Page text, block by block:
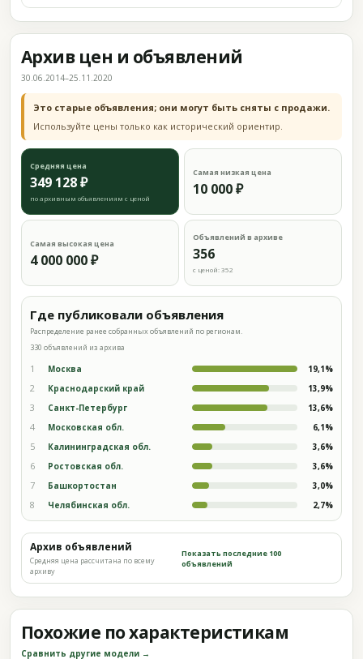
Архив цен и объявлений
30.06.2014–25.11.2020
Это старые объявления; они могут быть сняты с продажи.
Используйте цены только как исторический ориентир.
Средняя цена
349 128 ₽
по архивным объявлениям с ценой
Самая низкая цена
10 000 ₽
Самая высокая цена
4 000 000 ₽
Объявлений в архиве
356
с ценой: 352
Где публиковали объявления
Распределение ранее собранных объявлений по регионам.
330 объявлений из архива
1 Москва 19,1%
2 Краснодарский край 13,9%
3 Санкт-Петербург 13,6%
4 Московская обл. 6,1%
5 Калининградская обл. 3,6%
6 Ростовская обл. 3,6%
7 Башкортостан 3,0%
8 Челябинская обл. 2,7%
Архив объявлений
Средняя цена рассчитана по всему
архиву
Показать последние 100
объявлений
Похожие по характеристикам
Сравнить другие модели →